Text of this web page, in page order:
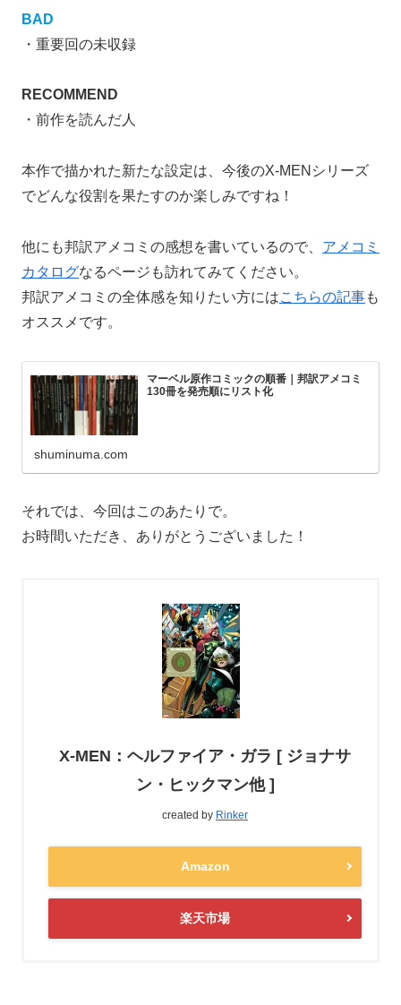
BAD
・重要回の未収録
RECOMMEND
・前作を読んだ人
本作で描かれた新たな設定は、今後のX-MENシリーズ
でどんな役割を果たすのか楽しみですね！
他にも邦訳アメコミの感想を書いているので、 アメコミ
カタログなるページも訪れてみてください。
邦訳アメコミの全体感を知りたい方にはこちらの記事も
オススメです。
マーベル原作コミックの順番｜邦訳アメコミ
130冊を発売順にリスト化
shuminuma.com
それでは、今回はこのあたりで。
お時間いただき、ありがとうございました！
X-MEN：ヘルファイア・ガラ [ ジョナサ
ン・ヒックマン他 ]
created by Rinker
Amazon
楽天市場